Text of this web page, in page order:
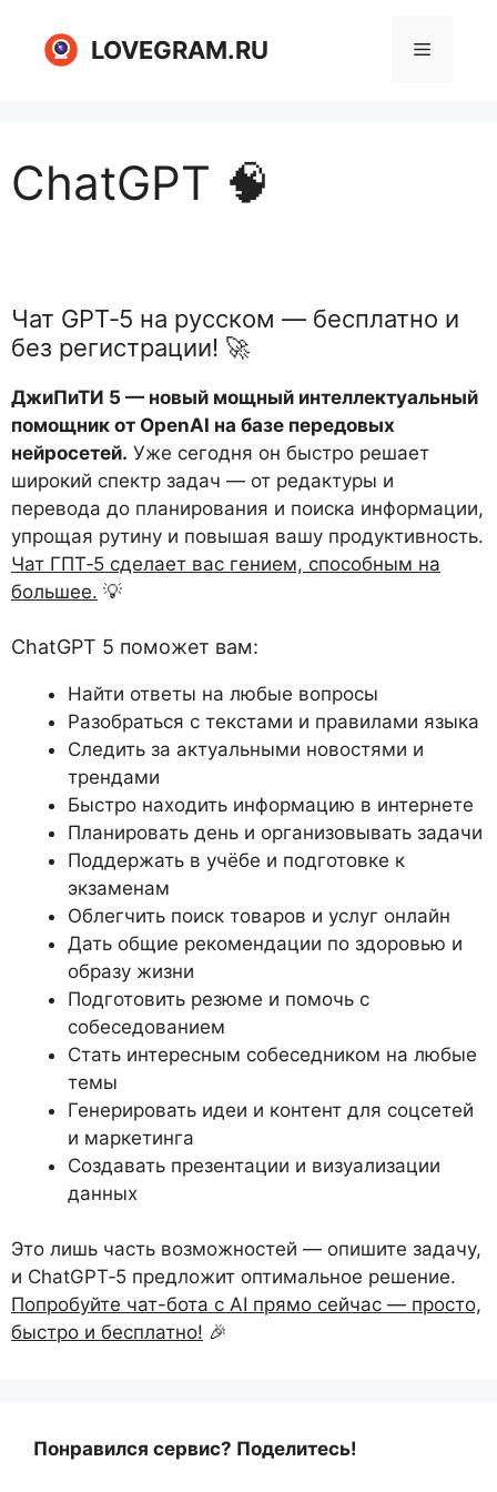
содержимому
LOVEGRAM.RU Меню
ChatGPT 🧠
Чат GPT‑5 на русском — бесплатно и
без регистрации! 🚀
ДжиПиТИ 5 — новый мощный интеллектуальный
помощник от OpenAI на базе передовых
нейросетей. Уже сегодня он быстро решает
широкий спектр задач — от редактуры и
перевода до планирования и поиска информации,
упрощая рутину и повышая вашу продуктивность.
Чат ГПТ‑5 сделает вас гением, способным на
большее. 💡
ChatGPT 5 поможет вам:
Найти ответы на любые вопросы
Разобраться с текстами и правилами языка
Следить за актуальными новостями и
трендами
Быстро находить информацию в интернете
Планировать день и организовывать задачи
Поддержать в учёбе и подготовке к
экзаменам
Облегчить поиск товаров и услуг онлайн
Дать общие рекомендации по здоровью и
образу жизни
Подготовить резюме и помочь с
собеседованием
Стать интересным собеседником на любые
темы
Генерировать идеи и контент для соцсетей
и маркетинга
Создавать презентации и визуализации
данных
Это лишь часть возможностей — опишите задачу,
и ChatGPT‑5 предложит оптимальное решение.
Попробуйте чат-бота с AI прямо сейчас — просто,
быстро и бесплатно! 🎉
Понравился сервис? Поделитесь!